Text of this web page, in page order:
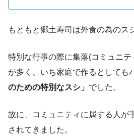
もともと郷土寿司は外食の為のス
特別な行事の際に集落(コミュニテ
が多く、いち家庭で作るとしても
のための特別なスシ」 でした。
故に、コミュニティに属する人が
されてきました。